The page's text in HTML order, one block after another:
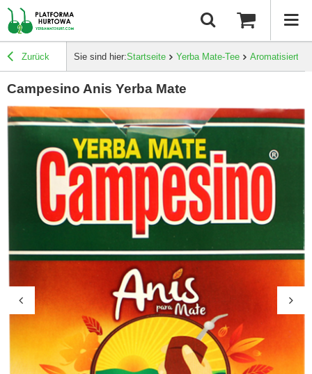
Zurück Sie sind hier:Startseite Yerba Mate-Tee Aromatisierte
Campesino Anis Yerba Mate